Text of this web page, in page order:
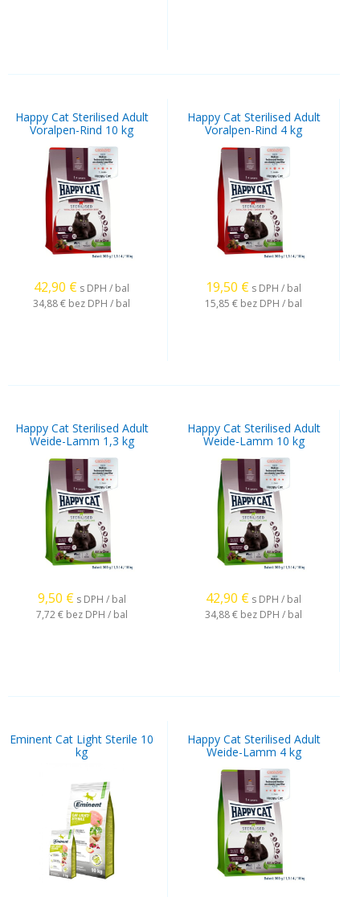
Happy Cat Sterilised Adult
Voralpen-Rind 10 kg
42,90 € s DPH / bal
34,88 € bez DPH / bal
Happy Cat Sterilised Adult
Voralpen-Rind 4 kg
19,50 € s DPH / bal
15,85 € bez DPH / bal
Happy Cat Sterilised Adult
Weide-Lamm 1,3 kg
9,50 € s DPH / bal
7,72 € bez DPH / bal
Happy Cat Sterilised Adult
Weide-Lamm 10 kg
42,90 € s DPH / bal
34,88 € bez DPH / bal
Eminent Cat Light Sterile 10
kg
Happy Cat Sterilised Adult
Weide-Lamm 4 kg